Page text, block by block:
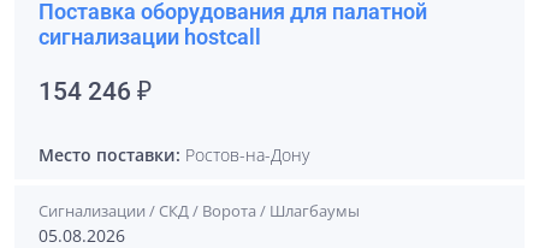
Поставка оборудования для палатной
сигнализации hostcall
154 246 ₽
Место поставки: Ростов-на-Дону
Сигнализации / СКД / Ворота / Шлагбаумы
05.08.2026